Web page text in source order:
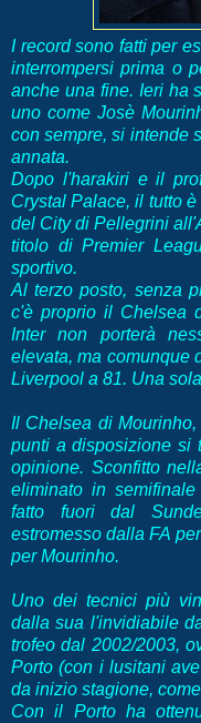
I record sono fatti per
interrompersi prima o
anche una fine. Ieri ha
uno come Josè
con sempre, si intende
annata.
Dopo l'harakiri e il
Crystal Palace, il tutto
del City di Pellegrini
titolo di Premier
sportivo.
Al terzo posto, senza
c'è proprio il Chelsea
Inter non porterà
elevata, ma comunque
Liverpool a 81. Una
Il Chelsea di
punti a disposizione si
opinione. Sconfitto
eliminato in
fatto fuori dal
estromesso dalla FA
per Mourinho.
Uno dei tecnici più
dalla sua l'invidiabile
trofeo dal 2002/2003,
Porto (con i lusitani
da inizio stagione,
Con il Porto ha